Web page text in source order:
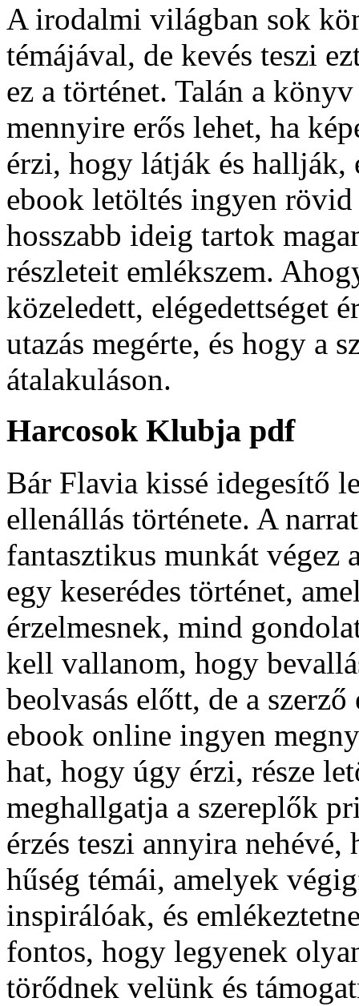
A irodalmi világban sok
témájával, de kevés teszi
ez a történet. Talán a
mennyire erős lehet, ha
érzi, hogy látják és hallják,
ebook letöltés ingyen
hosszabb ideig tartok
részleteit emlékszem.
közeledett, elégedettséget
utazás megérte, és hogy a
átalakuláson.
Harcosok Klubja pdf
Bár Flavia kissé idegesítő
ellenállás története. A
fantasztikus munkát végez
egy keserédes történet,
érzelmesnek, mind
kell vallanom, hogy
beolvasás előtt, de a
ebook online ingyen
hat, hogy úgy érzi, része
meghallgatja a szereplők
érzés teszi annyira
hűség témái, amelyek
inspirálóak, és
fontos, hogy legyenek
törődnek velünk és